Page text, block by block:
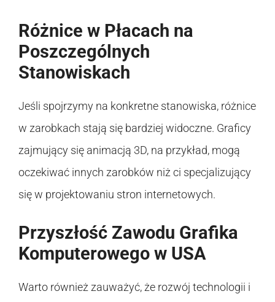
Różnice w Płacach na
Poszczególnych
Stanowiskach
Jeśli spojrzymy na konkretne stanowiska, różnice
w zarobkach stają się bardziej widoczne. Graficy
zajmujący się animacją 3D, na przykład, mogą
oczekiwać innych zarobków niż ci specjalizujący
się w projektowaniu stron internetowych.
Przyszłość Zawodu Grafika
Komputerowego w USA
Warto również zauważyć, że rozwój technologii i